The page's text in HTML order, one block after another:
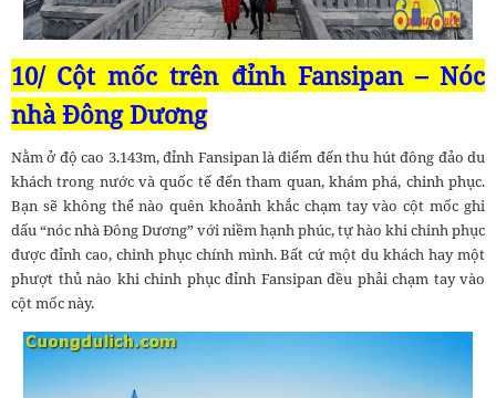
10/ Cột mốc trên đỉnh Fansipan – Nóc
nhà Đông Dương
Nằm ở độ cao 3.143m, đỉnh Fansipan là điểm đến thu hút đông đảo du
khách trong nước và quốc tế đến tham quan, khám phá, chinh phục.
Bạn sẽ không thể nào quên khoảnh khắc chạm tay vào cột mốc ghi
dấu “nóc nhà Đông Dương” với niềm hạnh phúc, tự hào khi chinh phục
được đỉnh cao, chinh phục chính mình. Bất cứ một du khách hay một
phượt thủ nào khi chinh phục đỉnh Fansipan đều phải chạm tay vào
cột mốc này.